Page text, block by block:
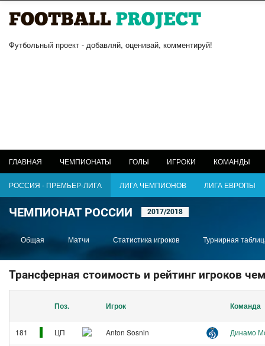
Футбольный проект - добавляй, оценивай, комментируй!
ГЛАВНАЯ ЧЕМПИОНАТЫ ГОЛЫ ИГРОКИ КОМАНДЫ
РОССИЯ - ПРЕМЬЕР-ЛИГА ЛИГА ЧЕМПИОНОВ ЛИГА ЕВРОПЫ
ЧЕМПИОНАТ РОССИИ 2017/2018
Общая Матчи Статистика игроков Турнирная
Трансферная стоимость и рейтинг игроков
Поз. Игрок Команда
181 ЦП Anton Sosnin Динамо